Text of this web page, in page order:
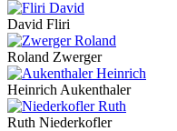
David Fliri
Roland Zwerger
Heinrich Aukenthaler
Ruth Niederkofler